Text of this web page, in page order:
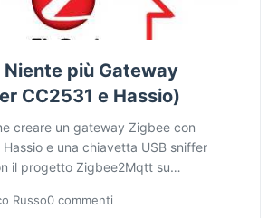
Niente più Gateway
CC2531 e Hassio)
creare un gateway Zigbee con
e una chiavetta USB sniffer
il progetto Zigbee2Mqtt su…
Russo0 commenti